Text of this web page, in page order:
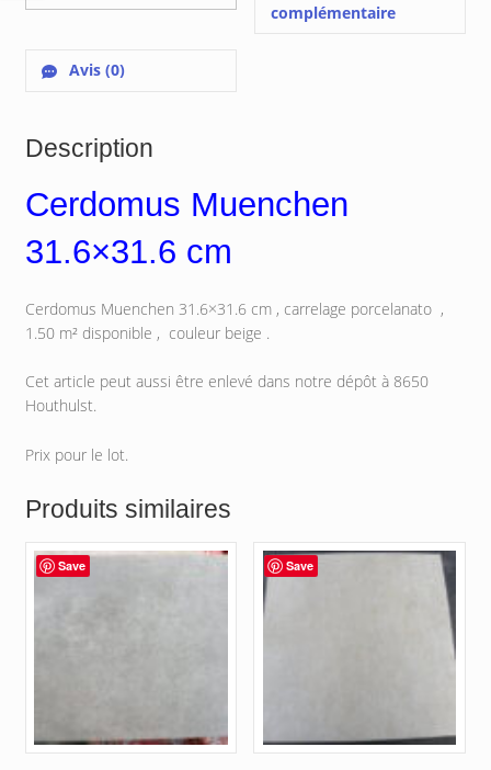
complémentaire
Avis (0)
Description
Cerdomus Muenchen
31.6×31.6 cm
Cerdomus Muenchen 31.6×31.6 cm , carrelage porcelanato ,
1.50 m² disponible , couleur beige .
Cet article peut aussi être enlevé dans notre dépôt à 8650
Houthulst.
Prix pour le lot.
Produits similaires
Save Save